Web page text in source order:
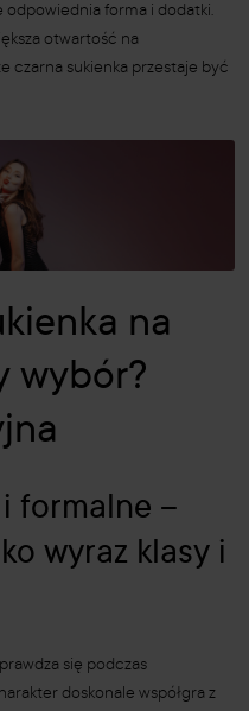
odpowiednia forma i dodatki.
otwartość na
czarna sukienka przestaje być
na
wybór?
formalne –
wyraz klasy i
się podczas
doskonale współgra z